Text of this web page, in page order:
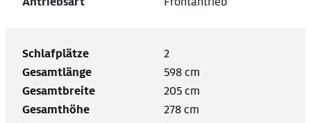
Schlafplätze
2
Gesamtlänge
598 cm
Gesamtbreite
205 cm
Gesamthöhe
278 cm